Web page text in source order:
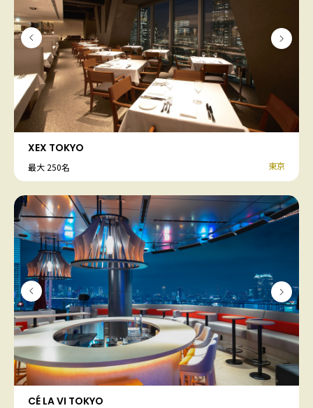
XEX TOKYO
最大 250名 東京
CÉ LA VI TOKYO